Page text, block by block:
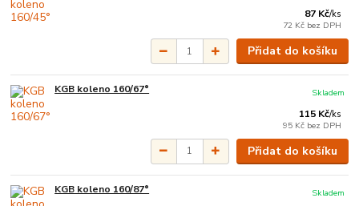
87 Kč/ks
72 Kč bez DPH
Přidat do košíku
KGB koleno 160/67°
115 Kč/ks
95 Kč bez DPH
Skladem
Přidat do košíku
KGB koleno 160/87°
Skladem